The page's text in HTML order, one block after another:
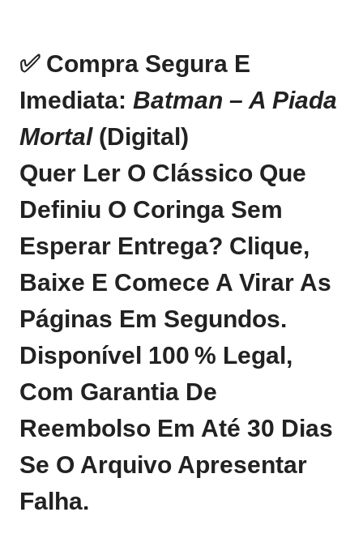
✅ Compra Segura E
Imediata: Batman – A Piada
Mortal(digital)
Quer Ler O Clássico Que
Definiu O Coringa Sem
Esperar Entrega? Clique,
Baixe E Comece A Virar As
Páginas Em Segundos.
Disponível 100 % Legal,
Com Garantia De
Reembolso Em Até 30 Dias
Se O Arquivo Apresentar
Falha.